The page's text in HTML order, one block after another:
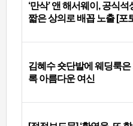
‘만삭’ 앤 해서웨이, 공식
짧은 상의로 배꼽 노출 [포
김혜수 숏단발에 웨딩룩은
록 아름다운 여신